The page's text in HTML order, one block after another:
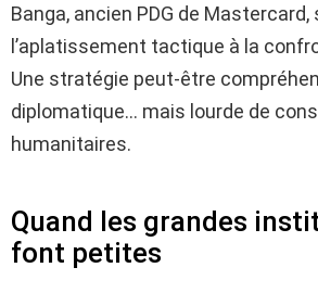
Banga, ancien PDG de
l’aplatissement tactique à la
Une stratégie peut-être
diplomatique… mais lourde de
humanitaires.
Quand les grandes
font petites